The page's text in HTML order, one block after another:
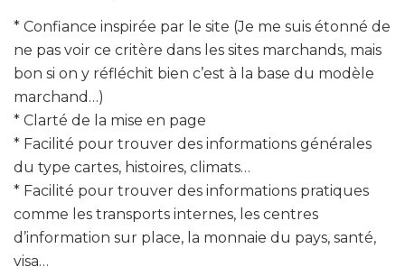
* Confiance inspirée par le site (Je me suis étonné de
ne pas voir ce critère dans les sites marchands, mais
bon si on y réfléchit bien c’est à la base du modèle
marchand…)
* Clarté de la mise en page
* Facilité pour trouver des informations générales
du type cartes, histoires, climats…
* Facilité pour trouver des informations pratiques
comme les transports internes, les centres
d’information sur place, la monnaie du pays, santé,
visa…